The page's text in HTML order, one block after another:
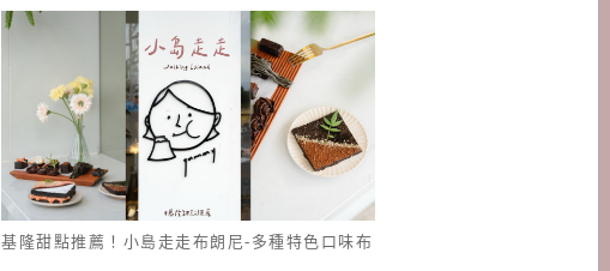
基隆甜點推薦！小島走走布朗尼-多種特色口味布